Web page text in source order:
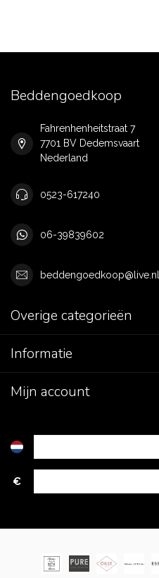
Beddengoedkoop
Fahrenhenheitstraat 7
7701 BV Dedemsvaart
Nederland
0523-617240
06-39839602
beddengoedkoop@live.nl
Overige categorieën
Informatie
Mijn account
€